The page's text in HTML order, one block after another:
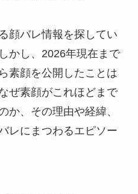
顔バレ情報を探してい
かし、2026年現在まで
素顔を公開したことは
ぜ素顔がこれほどまで
か、その理由や経緯、
レにまつわるエピソー